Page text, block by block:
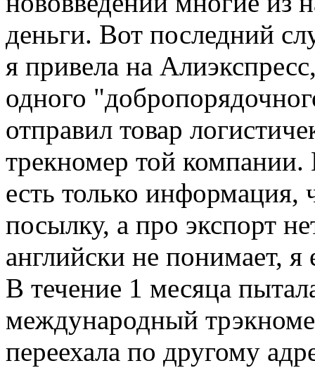
деньги. Вот последний
я привела на
одного
отправил товар
трекномер той
есть только информация,
посылку, а про экспорт
английски не понимает,
В течение 1 месяца
международный
переехала по другому